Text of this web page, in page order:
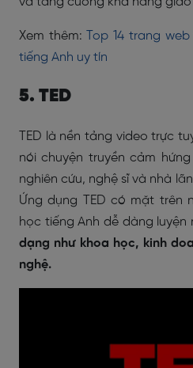
Xem thêm:
Top 14 trang
tiếng Anh uy tín
5. TED
TED là nền tảng video trực
nói chuyện truyền cảm
nghiên cứu, nghệ sĩ và nhà
Ứng dụng TED có mặt trên
học tiếng Anh dễ dàng luyện
dạng như khoa học, kinh
nghệ.